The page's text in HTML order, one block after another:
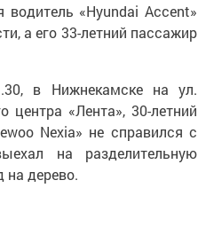
водитель «Hyundai Accent»
а его 33-летний пассажир
в Нижнекамске на ул.
центра «Лента», 30-летний
Nexia» не справился с
на разделительную
на дерево.